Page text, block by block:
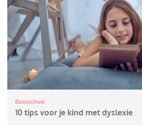
Basisschool
10 tips voor je kind met dyslexie